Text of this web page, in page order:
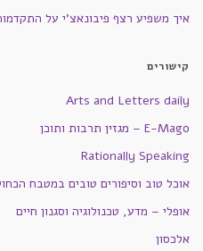
איך משפיע רצף פיבונאצ'י על
קישורים
Arts and Letters daily
E-Mago – מגזין תרבות ותוכן
Rationally Speaking
אוכל טוב וסיפורים טובים במטבח
אופלי – מדע, טכנולוגיה וסגנון חיים
אלכסון